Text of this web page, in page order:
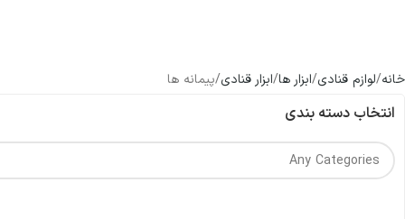
خانه لوازم قنادی ابزار ها ابزار قنادی پیمانه ها
انتخاب دسته بندی